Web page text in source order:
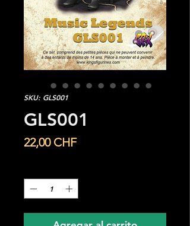
SKU: GLS001
GLS001
22,00 CHFPrecio